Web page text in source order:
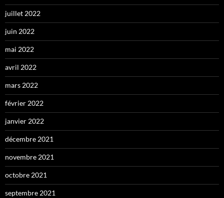
juillet 2022
juin 2022
mai 2022
avril 2022
mars 2022
février 2022
janvier 2022
décembre 2021
novembre 2021
octobre 2021
septembre 2021